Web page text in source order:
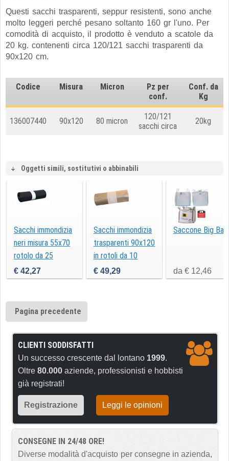
Questi sacchi trasparenti, seppur resistenti, sono anche
molto leggeri perché pesano soltanto 160 gr l'uno. Per
comodità di acquisto, il prodotto è venduto a scatole da
20 kg. contenenti circa 120/121 sacchi trasparenti da
90x120 cm.
Codice Misura Micron
Pz per
conf.
Conf. da
Kg
136007440 90x120 80 micron
120/121
sacchi circa
20kg
Oggetti simili, sostitutivi o abbinabili
Sacchi immondizia
neri misura 55x70
rotolo da 25
sacchetti
€ 42,27
Sacchi immondizia
trasparenti 90x120
in rotoli da 10
sacchi
€ 49,29
Saccone Big Bag
da € 12,46
Pagina precedente
CLIENTI SODDISFATTI
Un successo crescente dal lontano 1999.
Oltre 80.000 aziende, professionisti e hobbisti
già registrati!
Registrazione Leggi le opinioni
CONSEGNE IN 24/48 ORE!
Diverse modalità d'acquisto per consegne in azienda,